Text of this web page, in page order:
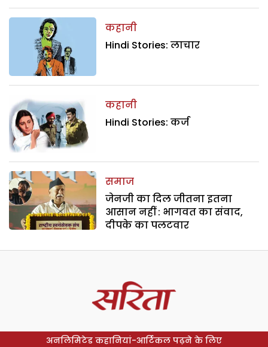
कहानी
Hindi Stories: लाचार
कहानी
Hindi Stories: कर्ज
समाज
जेनजी का दिल जीतना इतना
आसान नहीं : भागवत का संवाद,
दीपके का पलटवार
अनलिमिटेड कहानियां-आर्टिकल पढ़ने के लिए